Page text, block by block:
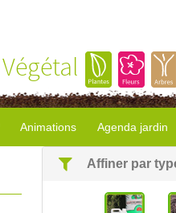
Végétal
Animations Agenda jardin
Affiner par